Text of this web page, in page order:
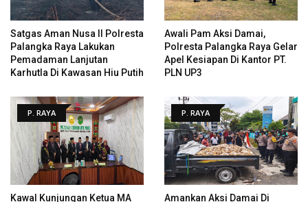
Satgas Aman Nusa II Polresta
Palangka Raya Lakukan
Pemadaman Lanjutan
Karhutla Di Kawasan Hiu Putih
Awali Pam Aksi Damai,
Polresta Palangka Raya Gelar
Apel Kesiapan Di Kantor PT.
PLN UP3
P. RAYA
Kawal Kunjungan Ketua MA
P. RAYA
Amankan Aksi Damai Di